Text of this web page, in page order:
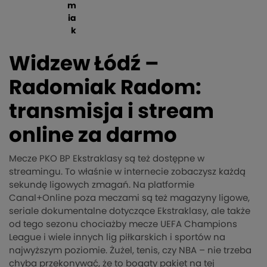
m
ia
k
Widzew Łódź –
Radomiak Radom:
transmisja i stream
online za darmo
Mecze PKO BP Ekstraklasy są też dostępne w
streamingu. To właśnie w internecie zobaczysz każdą
sekundę ligowych zmagań. Na platformie
Canal+Online poza meczami są też magazyny ligowe,
seriale dokumentalne dotyczące Ekstraklasy, ale także
od tego sezonu chociażby mecze UEFA Champions
League i wiele innych lig piłkarskich i sportów na
najwyższym poziomie. Żużel, tenis, czy NBA – nie trzeba
chyba przekonywać, że to bogaty pakiet na tej